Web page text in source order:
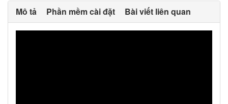
Mô tả Phần mềm cài đặt Bài viết liên quan